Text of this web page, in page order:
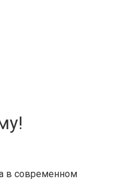
в современном